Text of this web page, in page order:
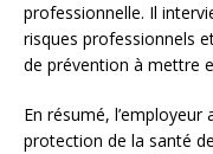
professionnelle. Il
risques professionnels
de prévention à mettre
En résumé,
protection de la santé